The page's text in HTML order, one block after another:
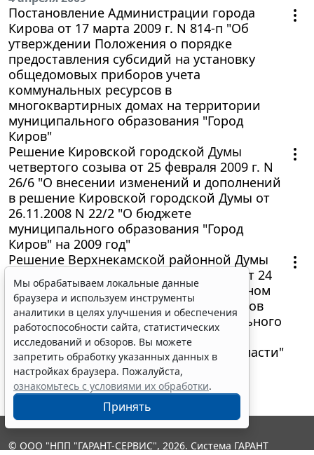
Постановление Администрации города
Кирова от 17 марта 2009 г. N 814-п "Об
утверждении Положения о порядке
предоставления субсидий на установку
общедомовых приборов учета
коммунальных ресурсов в
многоквартирных домах на территории
муниципального образования "Город
Киров"
Решение Кировской городской Думы
четвертого созыва от 25 февраля 2009 г. N
26/6 "О внесении изменений и дополнений
в решение Кировской городской Думы от
26.11.2008 N 22/2 "О бюджете
муниципального образования "Город
Киров" на 2009 год"
Решение Верхнекамской районной Думы
третьего созыва Кировской области от 24
февраля 2009 г. N 33/18 "Об официальном
опубликовании правовых актов органов
местного самоуправления муниципального
образования Верхнекамский
муниципальный район Кировской области"
Мы обрабатываем локальные данные
браузера и используем инструменты
аналитики в целях улучшения и обеспечения
работоспособности сайта, статистических
исследований и обзоров. Вы можете
запретить обработку указанных данных в
настройках браузера. Пожалуйста,
ознакомьтесь с условиями их обработки.
Принять
© ООО "НПП "ГАРАНТ-СЕРВИС", 2026. Система ГАРАНТ